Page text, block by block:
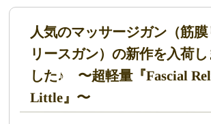
人気のマッサージガン（筋膜
リースガン）の新作を入荷し
した♪ 〜超軽量『Fascial
Little』〜